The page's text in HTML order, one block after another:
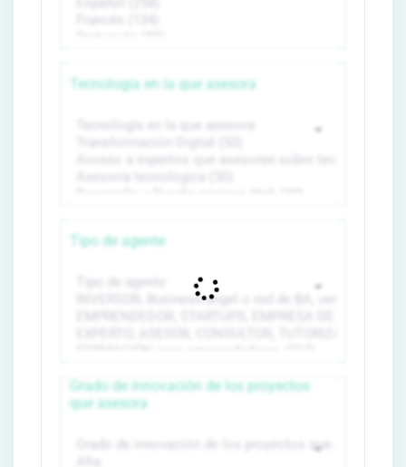
Tecnología en la que asesora
Tipo de agente
Grado de innovación de los proyectos
que asesora